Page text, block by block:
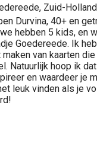
Zuid-
Durvina, 40+ en
hebben 5 kids, en
Goedereede. Ik
maken van kaarten
Natuurlijk hoop ik
en waardeer je
leuk vinden als je